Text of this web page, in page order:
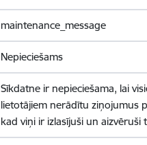
maintenance_message
Nepieciešams
Sīkdatne ir nepieciešama, lai
lietotājiem nerādītu ziņojumus
kad viņi ir izlasījuši un aizvēruši